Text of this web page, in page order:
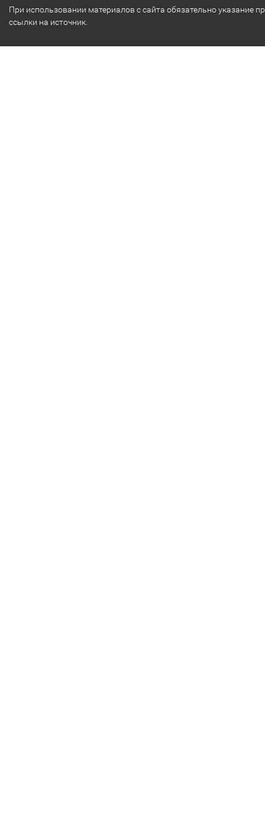
При использовании материалов с сайта обязательно указание
ссылки на источник.